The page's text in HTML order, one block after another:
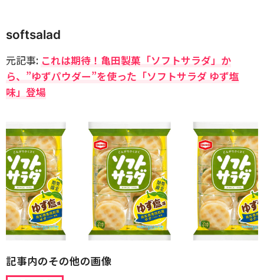
softsalad
元記事: これは期待！亀田製菓「ソフトサラダ」か
ら、”ゆずパウダー”を使った「ソフトサラダ ゆず塩
味」登場
記事内のその他の画像